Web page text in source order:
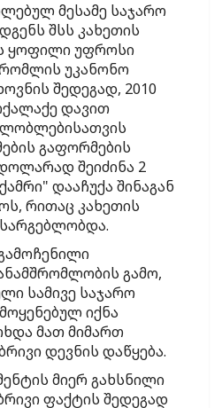
მესამე საჯარო
შსს კახეთის
ყოფილი უფროსი
უკანონო
შედეგად, 2010
დავით
გაფორმების
შეიძინა 2
დააჩუქა შინაგან
რითაც კახეთის
გამო,
სამივე საჯარო
იქნა
მათ მიმართ
დევნის დაწყება.
მიერ გახსნილი
ფაქტის შედეგად